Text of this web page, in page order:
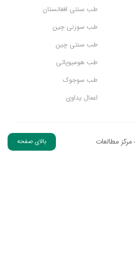
طب سنتی افغانستان
طب سوزنی چین
طب سنتی چین
طب هومیوپاتی
طب سوجوک
اعمال یداوی
مطالعات
بالای صفحه